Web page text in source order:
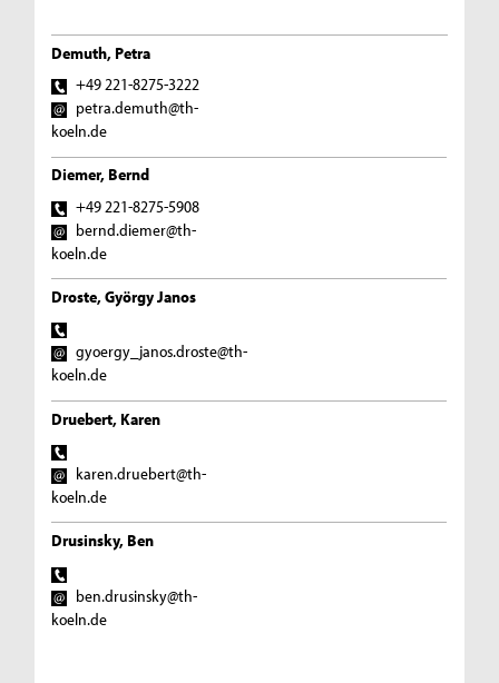
Demuth, Petra
+49 221-8275-3222
petra.demuth@th-
koeln.de
Diemer, Bernd
+49 221-8275-5908
bernd.diemer@th-
koeln.de
Droste, György Janos
gyoergy_janos.droste@th-
koeln.de
Druebert, Karen
karen.druebert@th-
koeln.de
Drusinsky, Ben
ben.drusinsky@th-
koeln.de